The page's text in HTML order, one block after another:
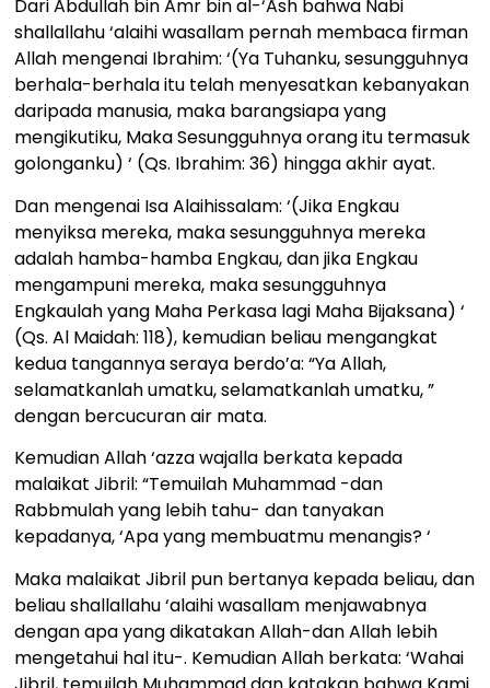
Dari Abdullah bin Amr bin al-‘Ash bahwa Nabi
shallallahu ‘alaihi wasallam pernah membaca firman
Allah mengenai Ibrahim: ‘(Ya Tuhanku, sesungguhnya
berhala-berhala itu telah menyesatkan kebanyakan
daripada manusia, maka barangsiapa yang
mengikutiku, Maka Sesungguhnya orang itu termasuk
golonganku) ‘ (Qs. Ibrahim: 36) hingga akhir ayat.
Dan mengenai Isa Alaihissalam: ‘(Jika Engkau
menyiksa mereka, maka sesungguhnya mereka
adalah hamba-hamba Engkau, dan jika Engkau
mengampuni mereka, maka sesungguhnya
Engkaulah yang Maha Perkasa lagi Maha Bijaksana) ‘
(Qs. Al Maidah: 118), kemudian beliau mengangkat
kedua tangannya seraya berdo’a: “Ya Allah,
selamatkanlah umatku, selamatkanlah umatku, ”
dengan bercucuran air mata.
Kemudian Allah ‘azza wajalla berkata kepada
malaikat Jibril: “Temuilah Muhammad -dan
Rabbmulah yang lebih tahu- dan tanyakan
kepadanya, ‘Apa yang membuatmu menangis? ‘
Maka malaikat Jibril pun bertanya kepada beliau, dan
beliau shallallahu ‘alaihi wasallam menjawabnya
dengan apa yang dikatakan Allah-dan Allah lebih
mengetahui hal itu-. Kemudian Allah berkata: ‘Wahai